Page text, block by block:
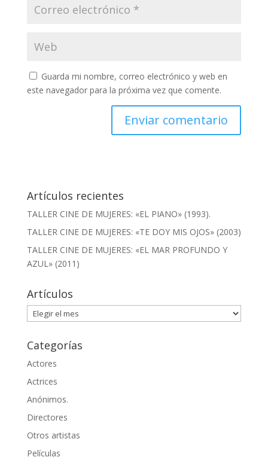
Guarda mi nombre, correo electrónico y web en
este navegador para la próxima vez que comente.
Artículos recientes
TALLER CINE DE MUJERES: «EL PIANO» (1993).
TALLER CINE DE MUJERES: «TE DOY MIS OJOS» (2003)
TALLER CINE DE MUJERES: «EL MAR PROFUNDO Y
AZUL» (2011)
Artículos
Artículos
Categorías
Actores
Actrices
Anónimos.
Directores
Otros artistas
Películas